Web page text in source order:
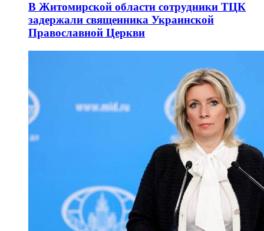
В Житомирской области сотрудники ТЦК
задержали священника Украинской
Православной Церкви